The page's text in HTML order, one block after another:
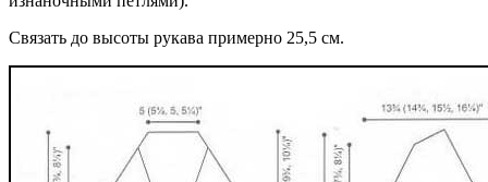
Связать до высоты рукава примерно 25,5 см.